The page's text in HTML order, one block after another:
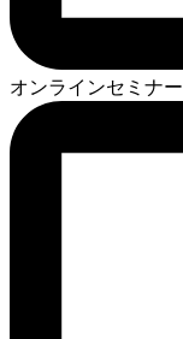
オンラインセミナー